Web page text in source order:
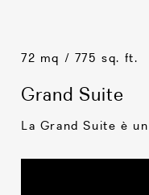
72 mq / 775 sq. ft.
Grand Suite
La Grand Suite è